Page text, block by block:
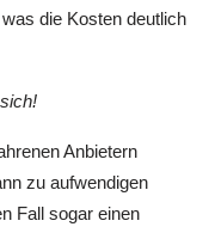
die Kosten deutlich
Anbietern
zu aufwendigen
Fall sogar einen